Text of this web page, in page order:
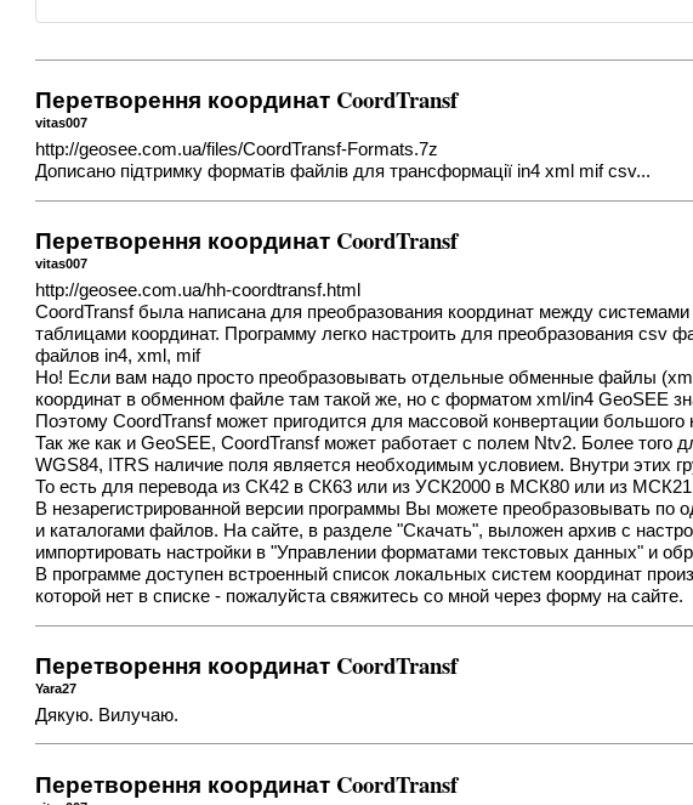
Перетворення координат CoordTransf
vitas007
http://geosee.com.ua/files/CoordTransf-Formats.7z
Дописано підтримку форматів файлів для трансформації in4 xml mif csv...
Перетворення координат CoordTransf
vitas007
http://geosee.com.ua/hh-coordtransf.html
CoordTransf была написана для преобразования координат между
таблицами координат. Программу легко настроить для преобразования
файлов in4, xml, mif
Но! Если вам надо просто преобразовывать отдельные обменные файлы
координат в обменном файле там такой же, но с форматом xml/in4 GeoSEE
Поэтому CoordTransf может пригодится для массовой конвертации
Так же как и GeoSEE, CoordTransf может работает с полем Ntv2. Более
WGS84, ITRS наличие поля является необходимым условием. Внутри этих
То есть для перевода из СК42 в СК63 или из УСК2000 в МСК80 или из
В незарегистрированной версии программы Вы можете преобразовывать по
и каталогами файлов. На сайте, в разделе "Скачать", выложен архив с
импортировать настройки в "Управлении форматами текстовых данных" и
В программе доступен встроенный список локальных систем координат
которой нет в списке - пожалуйста свяжитесь со мной через форму на сайте.
Перетворення координат CoordTransf
Yara27
Дякую. Вилучаю.
Перетворення координат CoordTransf